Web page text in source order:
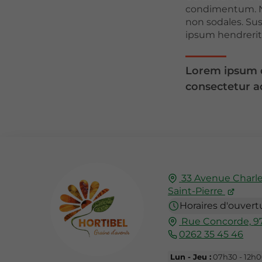
condimentum.
non sodales.
ipsum
Lorem ipsum
consectetur
33 Avenue
Saint-Pierre
Horaires
Rue Concorde,
0262 35 45 46
Lun - Jeu : 07h30 -